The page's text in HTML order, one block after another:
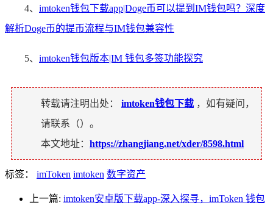
4、 imtoken钱包下载app|Doge币可以提到IM钱包吗？深度
解析Doge币的提币流程与IM钱包兼容性
5、 imtoken钱包版本|IM 钱包多签功能探究
转载请注明出处： imtoken钱包下载 ，如有疑问，
请联系（）。
本文地址： https://zhangjiang.net/xder/8598.html
标签： imToken imtoken 数字资产
上一篇: imtoken安卓版下载app-深入探寻，imToken 钱包